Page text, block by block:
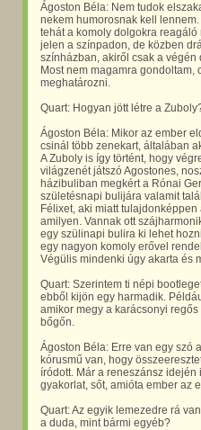
Ágoston Béla: Nem tudok
nekem humorosnak kell
tehát a komoly dolgokra
jelen a színpadon, de közben
színházban, akiről csak a
Most nem magamra
meghatározni.
Quart: Hogyan jött létre a
Ágoston Béla: Mikor az ember
csinál több zenekart, általában
A Zuboly is így történt, hogy
világzenét játszó Agostones,
házibuliban megkért a Rónai
születésnapi bulijára valamit
Félixet, aki miatt
amilyen. Vannak ott
egy szülinapi bulira ki lehet
egy nagyon komoly erővel
Végülis mindenki úgy akarta és
Quart: Szerintem ti népi
ebből kijön egy harmadik.
amikor megy a karácsonyi
bőgőn.
Ágoston Béla: Erre van egy szó
kórusmű van, hogy
íródott. Már a reneszánsz
gyakorlat, sőt, amióta ember az
Quart: Az egyik lemezedre rá
a duda, mint bármi egyéb?